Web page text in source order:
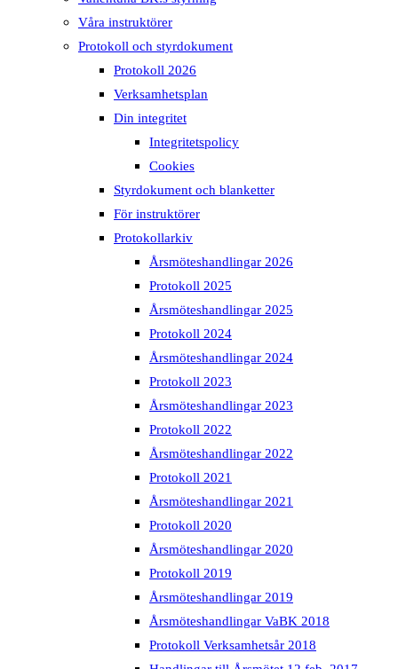
Våra instruktörer
Protokoll och styrdokument
Protokoll 2026
Verksamhetsplan
Din integritet
Integritetspolicy
Cookies
Styrdokument och blanketter
För instruktörer
Protokollarkiv
Årsmöteshandlingar 2026
Protokoll 2025
Årsmöteshandlingar 2025
Protokoll 2024
Årsmöteshandlingar 2024
Protokoll 2023
Årsmöteshandlingar 2023
Protokoll 2022
Årsmöteshandlingar 2022
Protokoll 2021
Årsmöteshandlingar 2021
Protokoll 2020
Årsmöteshandlingar 2020
Protokoll 2019
Årsmöteshandlingar 2019
Årsmöteshandlingar VaBK 2018
Protokoll Verksamhetsår 2018